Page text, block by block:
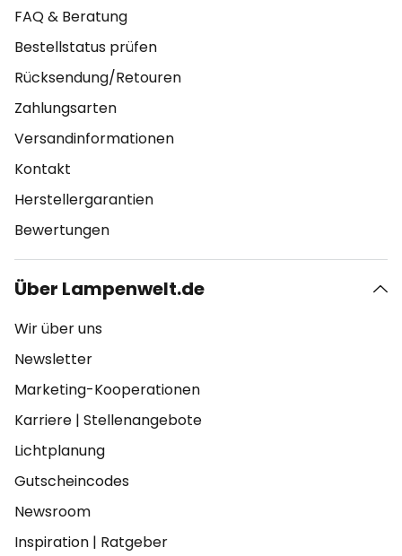
FAQ & Beratung
Bestellstatus prüfen
Rücksendung/Retouren
Zahlungsarten
Versandinformationen
Kontakt
Herstellergarantien
Bewertungen
Über Lampenwelt.de
Wir über uns
Newsletter
Marketing-Kooperationen
Karriere | Stellenangebote
Lichtplanung
Gutscheincodes
Newsroom
Inspiration | Ratgeber